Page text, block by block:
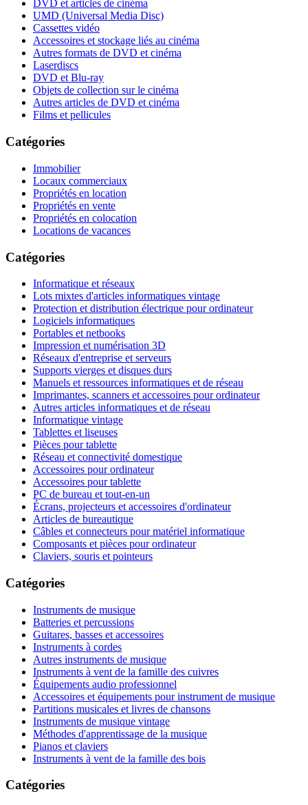
DVD et articles de cinéma
UMD (Universal Media Disc)
Cassettes vidéo
Accessoires et stockage liés au cinéma
Autres formats de DVD et cinéma
Laserdiscs
DVD et Blu-ray
Objets de collection sur le cinéma
Autres articles de DVD et cinéma
Films et pellicules
Catégories
Immobilier
Locaux commerciaux
Propriétés en location
Propriétés en vente
Propriétés en colocation
Locations de vacances
Catégories
Informatique et réseaux
Lots mixtes d'articles informatiques vintage
Protection et distribution électrique pour ordinateur
Logiciels informatiques
Portables et netbooks
Impression et numérisation 3D
Réseaux d'entreprise et serveurs
Supports vierges et disques durs
Manuels et ressources informatiques et de réseau
Imprimantes, scanners et accessoires pour ordinateur
Autres articles informatiques et de réseau
Informatique vintage
Tablettes et liseuses
Pièces pour tablette
Réseau et connectivité domestique
Accessoires pour ordinateur
Accessoires pour tablette
PC de bureau et tout-en-un
Écrans, projecteurs et accessoires d'ordinateur
Articles de bureautique
Câbles et connecteurs pour matériel informatique
Composants et pièces pour ordinateur
Claviers, souris et pointeurs
Catégories
Instruments de musique
Batteries et percussions
Guitares, basses et accessoires
Instruments à cordes
Autres instruments de musique
Instruments à vent de la famille des cuivres
Équipements audio professionnel
Accessoires et équipements pour instrument de musique
Partitions musicales et livres de chansons
Instruments de musique vintage
Méthodes d'apprentissage de la musique
Pianos et claviers
Instruments à vent de la famille des bois
Catégories